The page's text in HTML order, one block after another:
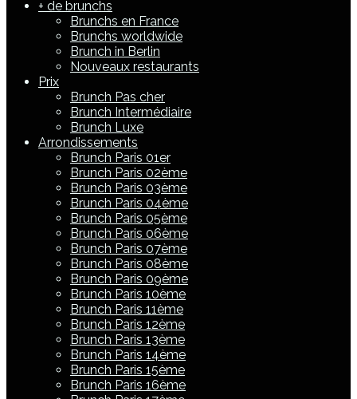
+ de brunchs
Brunchs en France
Brunchs worldwide
Brunch in Berlin
Nouveaux restaurants
Prix
Brunch Pas cher
Brunch Intermédiaire
Brunch Luxe
Arrondissements
Brunch Paris 01er
Brunch Paris 02ème
Brunch Paris 03ème
Brunch Paris 04ème
Brunch Paris 05ème
Brunch Paris 06ème
Brunch Paris 07ème
Brunch Paris 08ème
Brunch Paris 09ème
Brunch Paris 10ème
Brunch Paris 11ème
Brunch Paris 12ème
Brunch Paris 13ème
Brunch Paris 14ème
Brunch Paris 15ème
Brunch Paris 16ème